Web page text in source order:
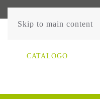
Skip to main content
CATALOGO